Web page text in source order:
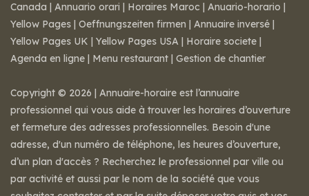
Canada | Annuario orari | Horaires Maroc | Anuario-horario |
Yellow Pages | Oeffnungszeiten firmen | Annuaire inversé |
Yellow Pages UK | Yellow Pages USA | Horaire societe |
Agenda en ligne | Menu restaurant | Gestion de chantier
Copyright © 2026 | Annuaire-horaire est l’annuaire
professionnel qui vous aide à trouver les horaires d’ouverture
et fermeture des adresses professionnelles. Besoin d'une
adresse, d'un numéro de téléphone, les heures d’ouverture,
d’un plan d'accès ? Recherchez le professionnel par ville ou
par activité et aussi par le nom de la société que vous